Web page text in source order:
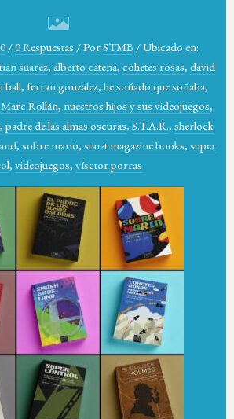
/0 Respuestas /PorSTMB / Ubicado en:
suarez, alberto catena, cohetes rosas, david
ball, ferran gonzalez, he soñado que soñaba,
Marc Rollán, nuestros hijos y sus videojuegos,
, padre de las almas oscuras, S.T.A.R., sherlock
, sobre mario, star-t magazine books, super
, videojuegos, vísctor porras